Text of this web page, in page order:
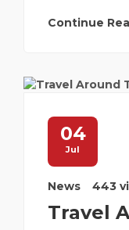
Continue
04
Jul
News 443
Travel